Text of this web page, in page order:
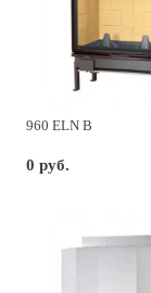
960 ELN B
0 руб.